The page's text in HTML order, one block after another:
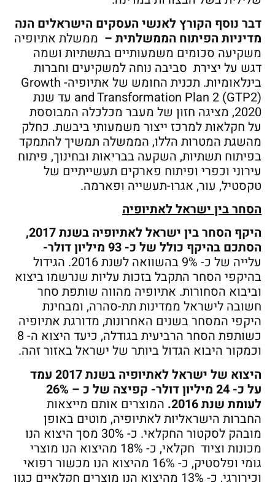
דבר נוסף הקורץ לאנשי העסקים הישראלים הנה
מדיניות הפיתוח הממשלתית – ממשלת אתיופיה
משקיעה סכומים משמעותיים בתשתיות ושמה
דגש על יצירת סביבה נוחה למשקיעים וחברות
בינלאומיות. תכנית החומש של אתיופיה- Growth
and Transformation Plan 2 (GTP2) עד שנת
2020, מציגה חזון של מעבר מכלכלה המבוססת
על חקלאות למרכז ייצור משמעותי ביבשת. כחלק
מהשגת המטרות הללו, הממשלה תמשיך להתמקד
בפיתוח תשתיות, השקעה בבריאות ובחינוך, פיתוח
עירוני וכפרי ופיתוח פארקים תעשייתיים של
טקסטיל, עור, אגרו-תעשייה ופארמה.
הסחר בין ישראל לאתיופיה
היקף הסחר בין ישראל לאתיופיה בשנת 2017,
הסתכם בהיקף כולל של כ- 93 מיליון דולר-
עלייה של כ- 9% בהשוואה לשנת 2016. הגידול
בהיקפי הסחר התקבל בזכות עליות שנרשמו ביצוא
וביבוא הסחורות. אתיופיה מהווה שותפת סחר
חשובה לישראל ממדינות תת-סהרה, ומבחינת
היקפי המסחר בשנים האחרונות, מדורגת אתיופיה
כשותפת הסחר הרביעית בגודלה, כיעד היצוא ה- 8
וכמקור היבוא הגדול ביותר של ישראל באזור זהה.
היצוא של ישראל לאתיופיה בשנת 2017 עמד
על כ- 24 מיליון דולר- קפיצה של כ – 26%
לעומת שנת 2016.
המוצרים אותם מייצאות
החברות הישראליות לאתיופיה, מוטים באופן
מובהק לסקטור החקלאי. כ- 30% מסך היצוא הנו
מכונות וציוד חקלאי, כ- 18% מהיצוא הנו מוצרי
גומי ופלסטיק, כ- 16% מהיצוא הנו מכשור רפואי
וכירורגי, כ- 13% מהיצוא הנו מוצרים חקלאיים כגון